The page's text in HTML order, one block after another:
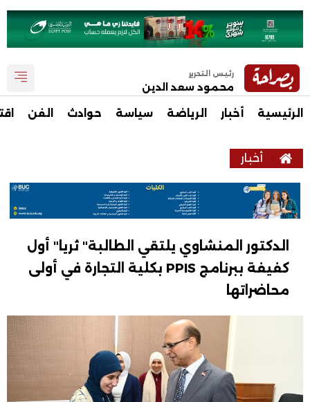
رئيس التحرير
محمود سعد الدين
الرئيسية أخبار الرياضة سياسة حوادث الفن
أخبار
الدكتور المنشاوي يلتقي الطالبة" ثريا" أول
كفيفة ببرنامج PPIS بكلية التجارة في أولى
محاضراتها